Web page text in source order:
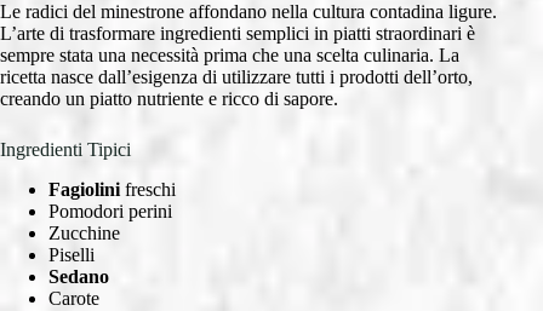
Le radici del minestrone affondano nella cultura contadina ligure.
L’arte di trasformare ingredienti semplici in piatti straordinari è
sempre stata una necessità prima che una scelta culinaria. La
ricetta nasce dall’esigenza di utilizzare tutti i prodotti dell’orto,
creando un piatto nutriente e ricco di sapore.
Ingredienti Tipici
Fagiolini freschi
Pomodori perini
Zucchine
Piselli
Sedano
Carote